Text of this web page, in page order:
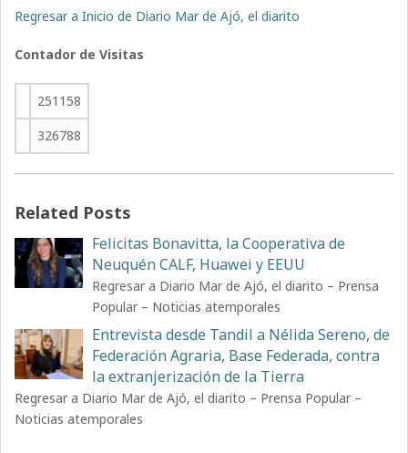
Regresar a Inicio de Diario Mar de Ajó, el diarito
Contador de Visitas
251158
326788
Related Posts
Felicitas Bonavitta, la Cooperativa de
Neuquén CALF, Huawei y EEUU
Regresar a Diario Mar de Ajó, el diarito – Prensa
Popular – Noticias atemporales
Entrevista desde Tandil a Nélida Sereno, de
Federación Agraria, Base Federada, contra
la extranjerización de la Tierra
Regresar a Diario Mar de Ajó, el diarito – Prensa Popular –
Noticias atemporales